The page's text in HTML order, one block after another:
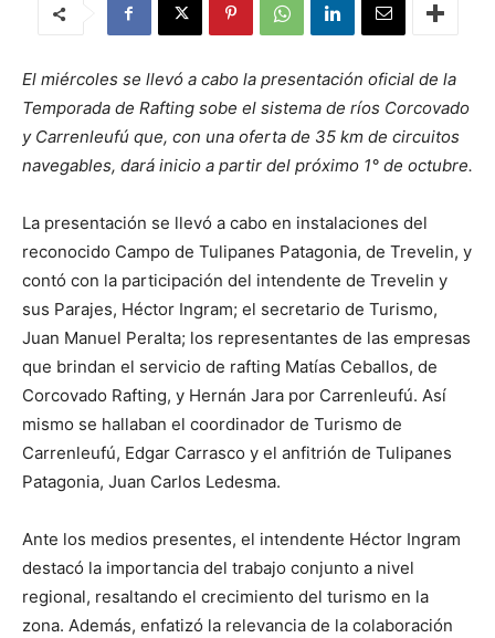
El miércoles se llevó a cabo la presentación oficial de la
Temporada de Rafting sobe el sistema de ríos Corcovado
y Carrenleufú que, con una oferta de 35 km de circuitos
navegables, dará inicio a partir del próximo 1° de octubre.
La presentación se llevó a cabo en instalaciones del
reconocido Campo de Tulipanes Patagonia, de Trevelin, y
contó con la participación del intendente de Trevelin y
sus Parajes, Héctor Ingram; el secretario de Turismo,
Juan Manuel Peralta; los representantes de las empresas
que brindan el servicio de rafting Matías Ceballos, de
Corcovado Rafting, y Hernán Jara por Carrenleufú. Así
mismo se hallaban el coordinador de Turismo de
Carrenleufú, Edgar Carrasco y el anfitrión de Tulipanes
Patagonia, Juan Carlos Ledesma.
Ante los medios presentes, el intendente Héctor Ingram
destacó la importancia del trabajo conjunto a nivel
regional, resaltando el crecimiento del turismo en la
zona. Además, enfatizó la relevancia de la colaboración